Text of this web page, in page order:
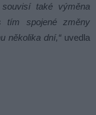
také výměna
tím spojené změny
několika dní,“uvedla